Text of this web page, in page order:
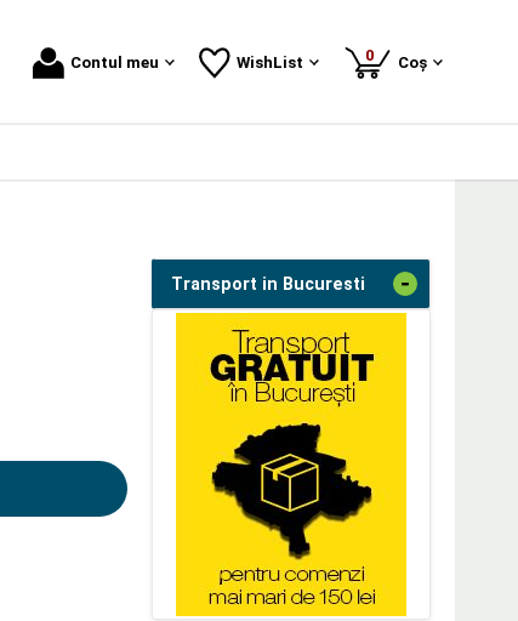
Contul meu WishList 0produse
Coș
Transport in Bucuresti -